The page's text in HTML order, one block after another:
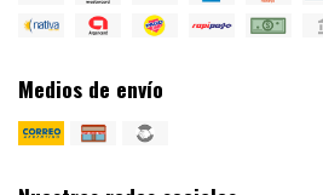
Medios de envío